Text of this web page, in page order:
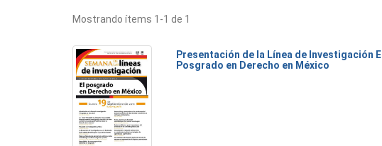
Mostrando ítems 1-1 de 1
Presentación de la Línea de Investigación El
Posgrado en Derecho en México